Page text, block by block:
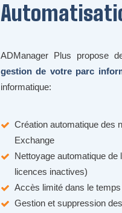
ADManager Plus propose
gestion de votre parc
informatique:
Création automatique des
Exchange
Nettoyage automatique
licences inactives)
Accès limité dans le
Gestion et suppression